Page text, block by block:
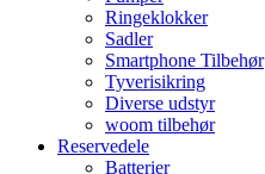
Ringeklokker
Sadler
Smartphone Tilbehør
Tyverisikring
Diverse udstyr
woom tilbehør
Reservedele
Batterier